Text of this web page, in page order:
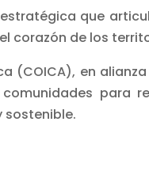
que
corazón de los
(COICA), en
para
sostenible.